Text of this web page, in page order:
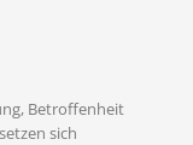
Betroffenheit
sich